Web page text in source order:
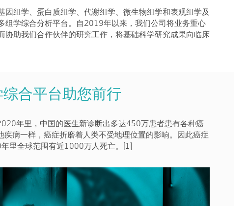
组学、蛋白质组学、代谢组学、微生物组学和表观组学及
组学综合分析平台。自2019年以来，我们公司将业务重心
协助我们合作伙伴的研究工作，将基础科学研究成果向临床
合平台助您前行
年里，中国的医生新诊断出多达450万患者患有各种癌
病一样，癌症折磨着人类不受地理位置的影响。因此癌症
里全球范围有近1000万人死亡。[1]